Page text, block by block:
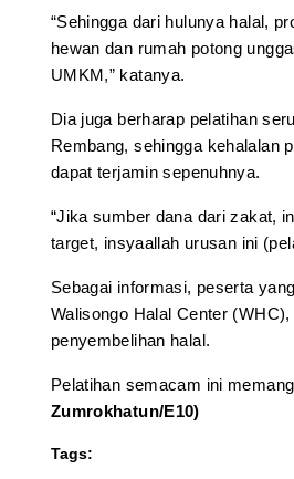
“Sehingga dari hulunya halal,
hewan dan rumah potong
UMKM,” katanya.
Dia juga berharap pelatihan
Rembang, sehingga kehalalan
dapat terjamin sepenuhnya.
“Jika sumber dana dari zakat,
target, insyaallah urusan ini
Sebagai informasi, peserta
Walisongo Halal Center
penyembelihan halal.
Pelatihan semacam ini
Zumrokhatun/E10)
Tags: